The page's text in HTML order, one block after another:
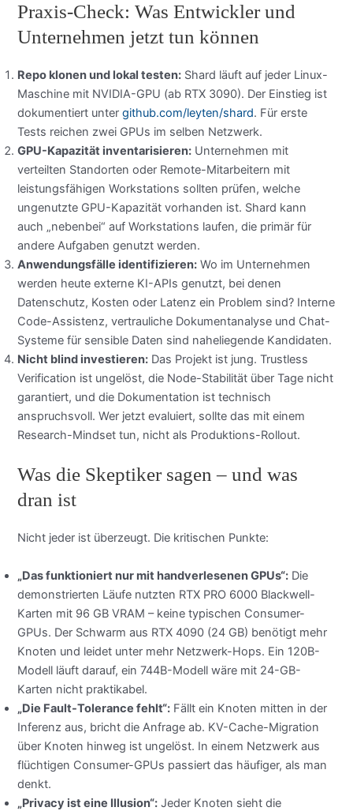
Praxis-Check: Was Entwickler und
Unternehmen jetzt tun können
Repo klonen und lokal testen: Shard läuft auf jeder Linux-
Maschine mit NVIDIA-GPU (ab RTX 3090). Der Einstieg ist
dokumentiert untergithub.com/leyten/shard. Für erste
Tests reichen zwei GPUs im selben Netzwerk.
GPU-Kapazität inventarisieren: Unternehmen mit
verteilten Standorten oder Remote-Mitarbeitern mit
leistungsfähigen Workstations sollten prüfen, welche
ungenutzte GPU-Kapazität vorhanden ist. Shard kann
auch „nebenbei“ auf Workstations laufen, die primär für
andere Aufgaben genutzt werden.
Anwendungsfälle identifizieren: Wo im Unternehmen
werden heute externe KI-APIs genutzt, bei denen
Datenschutz, Kosten oder Latenz ein Problem sind? Interne
Code-Assistenz, vertrauliche Dokumentanalyse und Chat-
Systeme für sensible Daten sind naheliegende Kandidaten.
Nicht blind investieren: Das Projekt ist jung. Trustless
Verification ist ungelöst, die Node-Stabilität über Tage nicht
garantiert, und die Dokumentation ist technisch
anspruchsvoll. Wer jetzt evaluiert, sollte das mit einem
Research-Mindset tun, nicht als Produktions-Rollout.
Was die Skeptiker sagen – und was
dran ist
Nicht jeder ist überzeugt. Die kritischen Punkte:
„Das funktioniert nur mit handverlesenen GPUs“: Die
demonstrierten Läufe nutzten RTX PRO 6000 Blackwell-
Karten mit 96 GB VRAM – keine typischen Consumer-
GPUs. Der Schwarm aus RTX 4090 (24 GB) benötigt mehr
Knoten und leidet unter mehr Netzwerk-Hops. Ein 120B-
Modell läuft darauf, ein 744B-Modell wäre mit 24-GB-
Karten nicht praktikabel.
„Die Fault-Tolerance fehlt“: Fällt ein Knoten mitten in der
Inferenz aus, bricht die Anfrage ab. KV-Cache-Migration
über Knoten hinweg ist ungelöst. In einem Netzwerk aus
flüchtigen Consumer-GPUs passiert das häufiger, als man
denkt.
„Privacy ist eine Illusion“: Jeder Knoten sieht die